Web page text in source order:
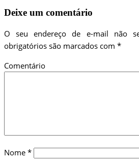
Deixe um comentário
O seu endereço de e-mail não
obrigatórios são marcados com *
Nome *